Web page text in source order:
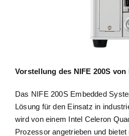
Vorstellung des NIFE 200S von
Das NIFE 200S Embedded
Lösung für den Einsatz in
wird von einem Intel Celeron
Prozessor angetrieben und